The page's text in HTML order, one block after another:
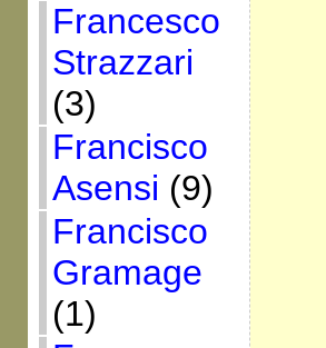
Francesco
Strazzari
(3)
Francisco
Asensi (9)
Francisco
Gramage
(1)